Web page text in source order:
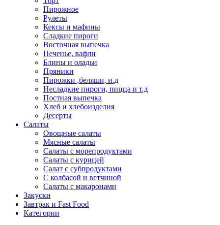
Пирожное
Рулеты
Кексы и мафины
Сладкие пироги
Восточная выпечка
Печенье, вафли
Блины и оладьи
Пряники
Пирожки ,беляши, и.д
Несладкие пироги, пицца и т.д
Постная выпечка
Хлеб и хлебоизделия
Десерты
Салаты
Овощные салаты
Мясные салаты
Салаты с морепродуктами
Салаты с курицей
Салат с субпродуктами
С колбасой и ветчиной
Салаты с макаронами
Закуски
Завтрак и Fast Food
Категории